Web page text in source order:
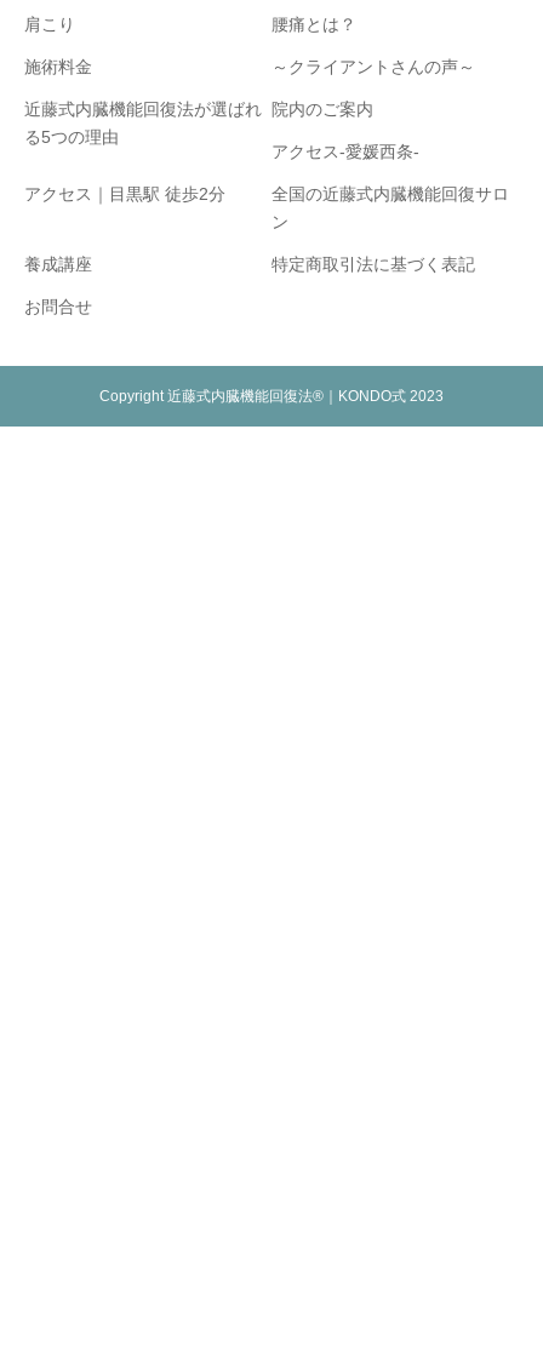
肩こり 腰痛とは？
施術料金 ～クライアントさんの声～
近藤式内臓機能回復法が選ばれ
る5つの理由
院内のご案内
アクセス-愛媛西条-
アクセス｜目黒駅 徒歩2分
全国の近藤式内臓機能回復サロ
ン
養成講座 特定商取引法に基づく表記
お問合せ
Copyright 近藤式内臓機能回復法®｜KONDO式 2023